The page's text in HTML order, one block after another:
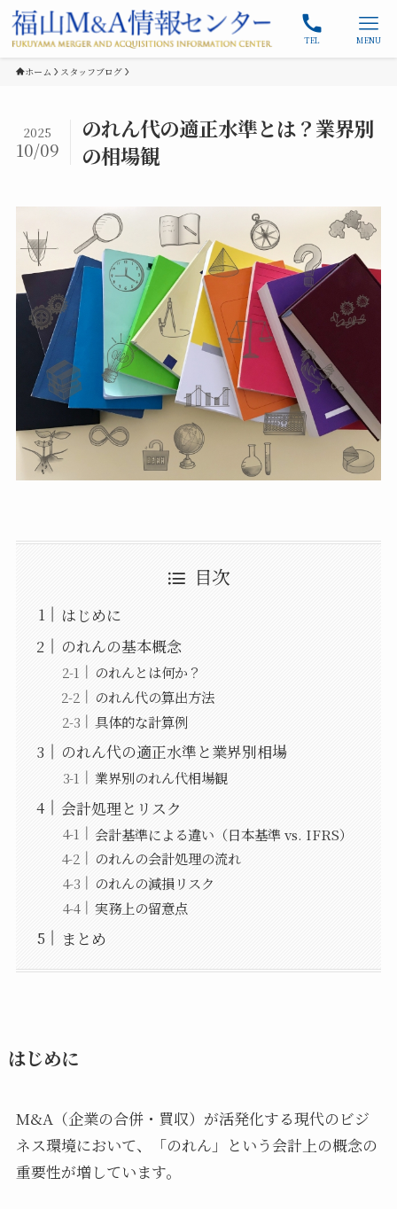
TEL MENU
ホーム スタッフブログ
のれん代の適正水準とは？業界別
の相場観
2025
10/09
目次
はじめに
のれんの基本概念
のれんとは何か？
のれん代の算出方法
具体的な計算例
のれん代の適正水準と業界別相場
業界別のれん代相場観
会計処理とリスク
会計基準による違い（日本基準 vs. IFRS）
のれんの会計処理の流れ
のれんの減損リスク
実務上の留意点
まとめ
はじめに
M&A（企業の合併・買収）が活発化する現代のビジ
ネス環境において、「のれん」という会計上の概念の
重要性が増しています。